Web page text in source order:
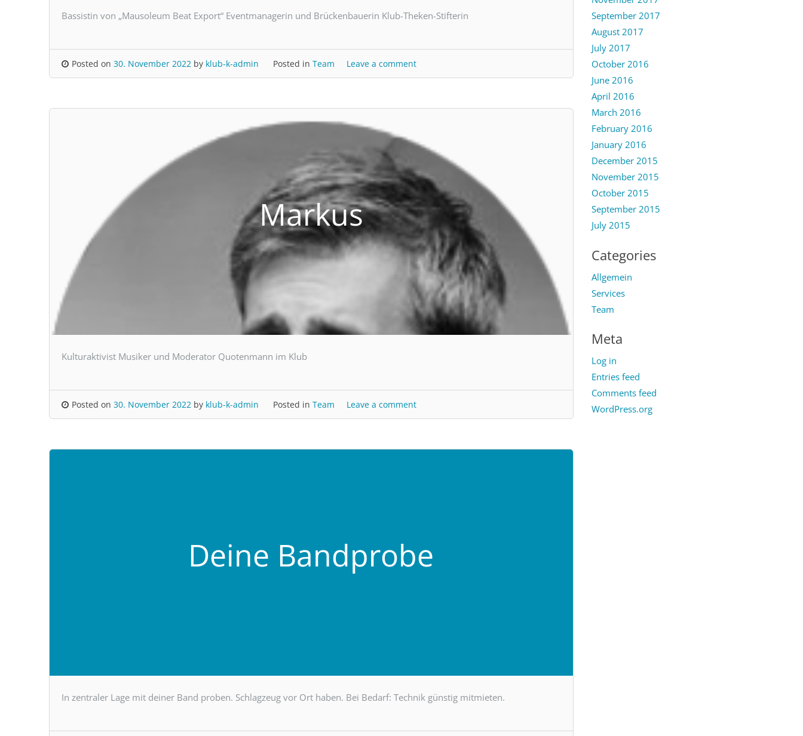
Bassistin von „Mausoleum Beat Export“ Eventmanagerin und Brückenbauerin Klub-Theken-Stifterin
Posted on 30. November 2022 by klub-k-admin Posted in Team Leave a comment
Markus
Kulturaktivist Musiker und Moderator Quotenmann im Klub
Posted on 30. November 2022 by klub-k-admin Posted in Team Leave a comment
Deine Bandprobe
In zentraler Lage mit deiner Band proben. Schlagzeug vor Ort haben. Bei Bedarf: Technik günstig mitmieten.
September 2017
August 2017
July 2017
October 2016
June 2016
April 2016
March 2016
February 2016
January 2016
December 2015
November 2015
October 2015
September 2015
July 2015
Categories
Allgemein
Services
Team
Meta
Log in
Entries feed
Comments feed
WordPress.org